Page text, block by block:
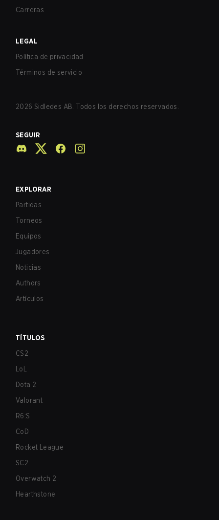
Carreras
LEGAL
Política de privacidad
Términos de servicio
2026 Sidledes AB. Todos los derechos reservados.
SEGUIR
EXPLORAR
Partidas
Torneos
Equipos
Jugadores
Noticias
Authors
Artículos
TÍTULOS
CS2
LoL
Dota 2
Valorant
R6:S
CoD
Rocket League
SC2
Overwatch 2
Hearthstone